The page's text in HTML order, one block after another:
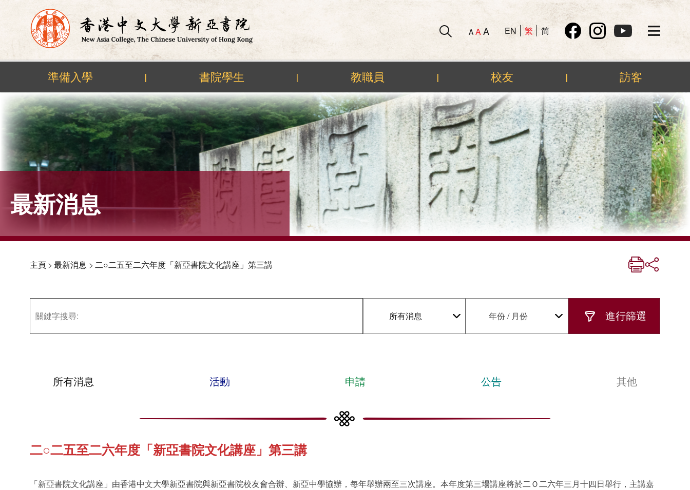
Skip
content
A AA EN 繁 简
準備入學 | 書院學生 | 教職員 | 校友 | 訪客
最新消息
主頁> 最新消息 > 二○二五至二六年度「新亞書院文化講座」第三講
所有消息 年份 / 月份
所有消息 活動 申請 公告 其他
二○二五至二六年度「新亞書院文化講座」第三講
「新亞書院文化講座」由香港中文大學新亞書院與新亞書院校友會合辦、新亞中學協辦，每年舉辦兩至三次講座。本年度第三場講座將於二Ｏ二六年三月十四日舉行，主講嘉